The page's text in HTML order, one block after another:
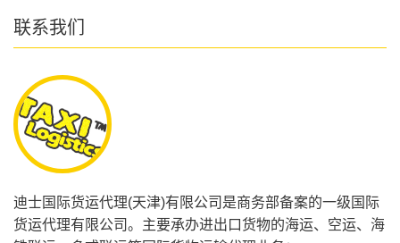
联系我们
迪士国际货运代理(天津)有限公司是商务部备案的一级国际
货运代理有限公司。主要承办进出口货物的海运、空运、海